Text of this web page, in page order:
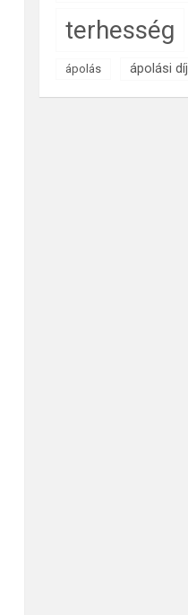
terhesség
ápolás ápolási díj